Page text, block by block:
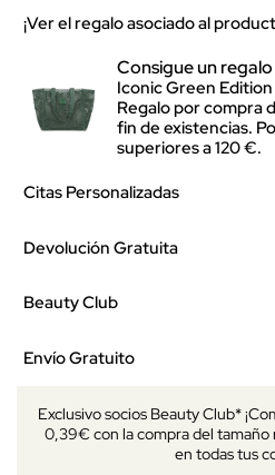
¡Ver el regalo asociado al
Consigue un
Iconic Green
Regalo por compra
fin de existencias.
superiores a 120 €.
Citas Personalizadas
Devolución Gratuita
Beauty Club
Envío Gratuito
Exclusivo socios Beauty Club*
0,39€ con la compra del tamaño
en todas tus